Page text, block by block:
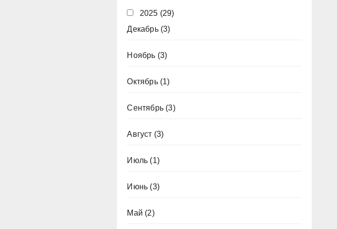
2025 (29)
Декабрь(3)
Ноябрь (3)
Октябрь(1)
Сентябрь(3)
Август (3)
Июль (1)
Июнь (3)
Май (2)